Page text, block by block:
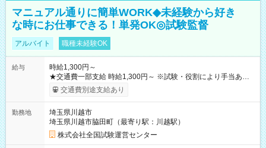
マニュアル通りに簡単WORK◆未経験から好き
な時にお仕事できる！単発OK◎試験監督
アルバイト 職種未経験OK
給与
時給1,300円～
★交通費一部支給 時給1,300円～ ※試験・役割により手当あり
※勤務回数により昇給あり 【即給（前払い）オプションあ
り！】 希望される場合、勤務から1週間ほどで給与の一部を受け
例】 ・河合塾模擬試験 8:30～17:30（休憩1時間） 時給1,300円
×8時間＝日収10,400円＋交通費 ※当日の役割により時給＋100
円の場合あり ・国家試験 7:00～13:30（休憩なし） 時給1,300
円（役割手当＋100円）×6時間＝日収8,400円＋交通費 【試用期
交通費別途支給あり
勤務地
埼玉県川越市
埼玉県川越市脇田町（最寄り駅：川越駅）
株式会社全国試験運営センター